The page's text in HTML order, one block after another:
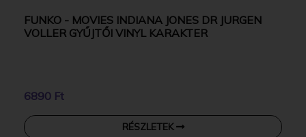
FUNKO - MOVIES INDIANA JONES DR JURGEN
VOLLER GYŰJTŐI VINYL KARAKTER
6890 Ft
RÉSZLETEK